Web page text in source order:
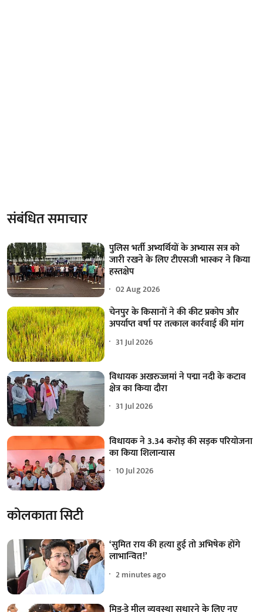
संबंधित समाचार
पुलिस भर्ती अभ्यर्थियों के अभ्यास सत्र को
जारी रखने के लिए टीएसजी भास्कर ने किया
हस्तक्षेप
02 Aug 2026
चेनपुर के किसानों ने की कीट प्रकोप और
अपर्याप्त वर्षा पर तत्काल कार्रवाई की मांग
31 Jul 2026
विधायक अखरुज्जमां ने पद्मा नदी के कटाव
क्षेत्र का किया दौरा
31 Jul 2026
विधायक ने 3.34 करोड़ की सड़क परियोजना
का किया शिलान्यास
10 Jul 2026
कोलकाता सिटी
‘सुमित राय की हत्या हुई तो अभिषेक होंगे
लाभान्वित!’
2 minutes ago